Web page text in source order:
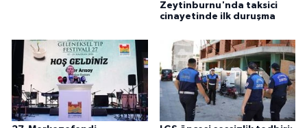
Zeytinburnu'nda taksici
cinayetinde ilk duruşma